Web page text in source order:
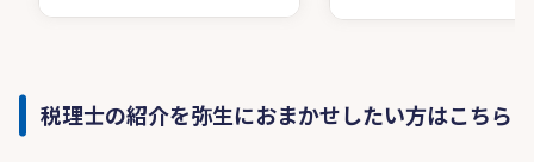
税理士の紹介を弥生におまかせしたい方はこちら